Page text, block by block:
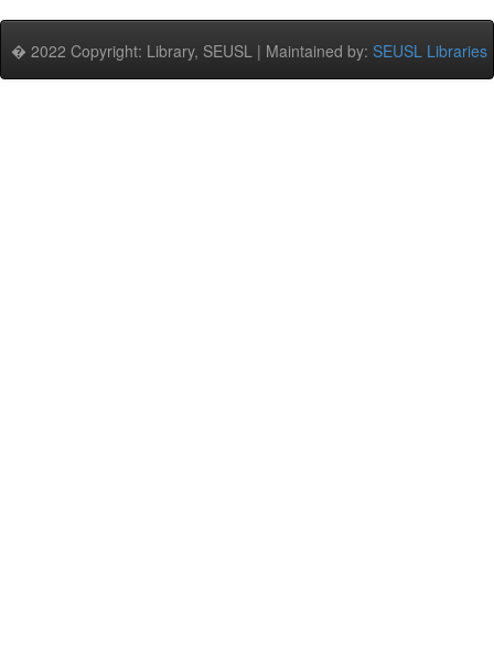
� 2022 Copyright: Library, SEUSL | Maintained by: SEUSL Libraries